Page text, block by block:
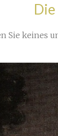
Sie keines